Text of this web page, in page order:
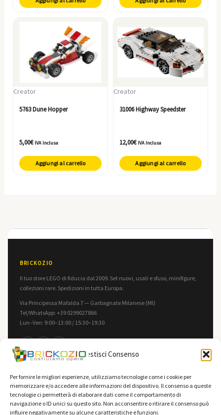
Gestisci Consenso
Per fornire le migliori esperienze, utilizziamo tecnologie come i cookie per
memorizzare e/o accedere alle informazioni del dispositivo. Il consenso a queste
tecnologie ci permetterà di elaborare dati come il comportamento di
navigazione o ID unici su questo sito. Non acconsentire o ritirare il consenso può
influire negativamente su alcune caratteristiche e funzioni.
Creator
5763 Dune Hopper
5,00€ IVA Inclusa
Aggiungi al carrello
Creator
31006 Highway Speedster
12,00€ IVA Inclusa
Aggiungi al carrello
BRICKOZIO
Il tuo store LEGO di fiducia dal 2009. Set nuovi, usati e sfuso, minifigure,
collezioni rare. Spedizioni in tutta Europa.
Via Principessa Mafalda 7 — Garbagnate Milanese (MI)
Tel/WhatsApp: +39 0299027866
Lun–Ven: 9:00–13:00 / 15:30–19:30
INFORMAZIONI
Contatti
F.A.Q.
LEGALE
Privacy Policy
Cookie Policy